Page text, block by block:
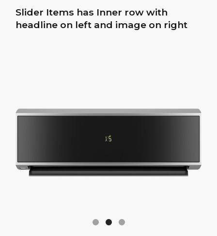
Slider Items has Inner row with
headline on left and image on right